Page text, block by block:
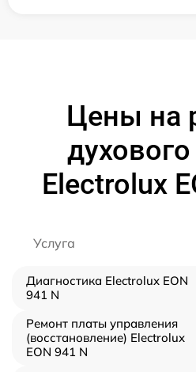
Цены на
Electrolux
Услуга
Диагностика Electrolux EON
941 N
Ремонт платы управления
(восстановление) Electrolux
EON 941 N